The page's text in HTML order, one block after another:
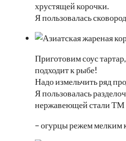
хрустящей корочки.
Я пользовалась
Приготовим соус
подходит к рыбе!
Надо измельчить ряд
Я пользовалась
нержавеющей стали
– огурцы режем мелким